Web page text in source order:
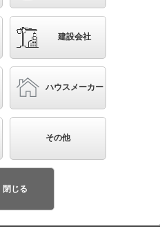
度計算
lmタイプ・昼白色・調光)
ベースライト 環境特化
プ（ライコン別売） フリ
形高出力型2灯器具相当
れたデザイン性を持ち合わせ、快
建設会社
ハウスメーカー
その他
閉じる